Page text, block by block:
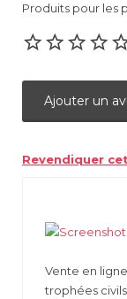
Produits pour les
Ajouter un
Revendiquer
Vente en
trophées